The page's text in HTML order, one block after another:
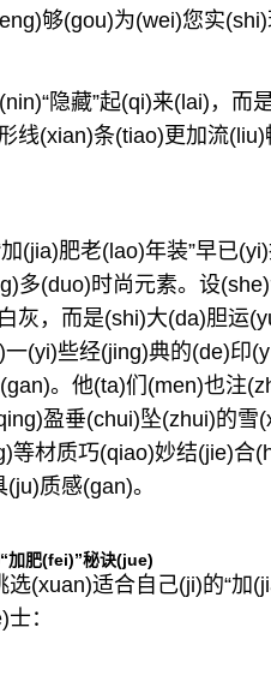
够(gou)为(wei)您实
隐藏”起(qi)来(lai)，而
线(xian)条(tiao)更加流
(jia)肥老(lao)年装”早已
多(duo)时尚元素。设
灰，而是(shi)大(da)胆运
(yi)些经(jing)典的(de)印
。他(ta)们(men)也注
盈垂(chui)坠(zhui)的
等材质巧(qiao)妙结(jie)合
质感(gan)。
加肥(fei)”秘诀(jue)
(xuan)适合自己(ji)的“加
：